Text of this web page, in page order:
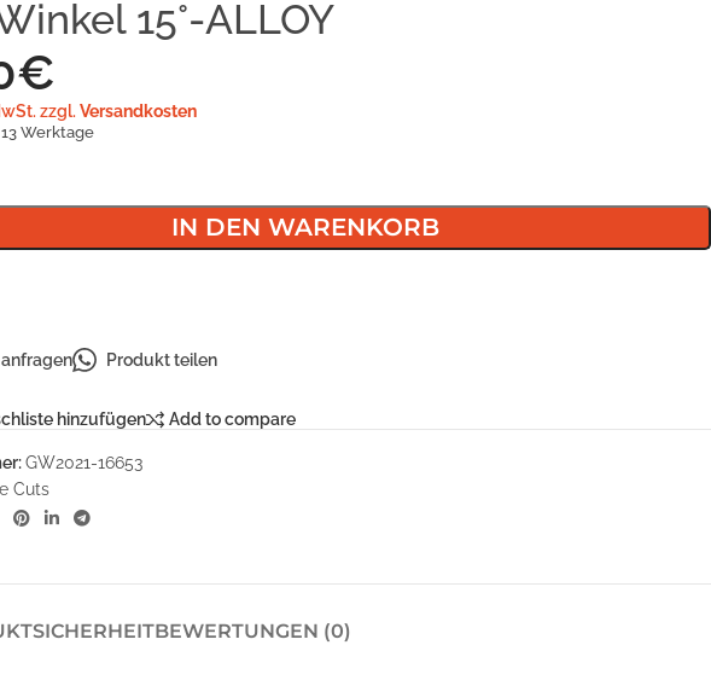
15°-ALLOY
€
zzgl. Versandkosten
Werktage
IN DEN WARENKORB
Produkt teilen
hinzufügen Add to compare
GW2021-16653
Cuts
BEWERTUNGEN (0)